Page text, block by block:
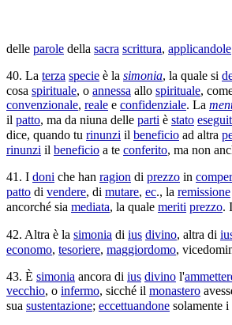
delle parole della sacra scrittura, applicandole
40. La terza specie è la simonia, la quale si
cosa spirituale, o annessa allo spirituale,
convenzionale, reale e confidenziale. La
il patto, ma da niuna delle parti è stato
dice, quando tu rinunzi il beneficio ad altra
rinunzi il beneficio a te conferito, ma non
41. I doni che han ragion di prezzo in
patto di vendere, di mutare, ec., la remissione
ancorché sia mediata, la quale meriti prezzo.
42. Altra è la simonia di ius divino, altra di
economo, tesoriere, maggiordomo,
43. È simonia ancora di ius divino l'
vecchio, o infermo, sicché il monastero
sua sustentazione; eccettuandone solamente i